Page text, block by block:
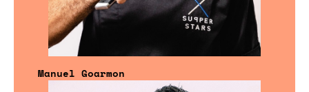
Manuel Goarmon